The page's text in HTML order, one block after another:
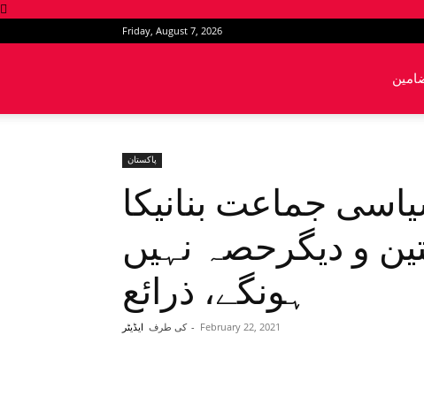
Friday, August 7, 2026
پاکستان
جماعت بنانیکا
و دیگرحصہ نہیں
ہونگے، ذرائع
کی طرف ایڈیٹر - February 22, 2021